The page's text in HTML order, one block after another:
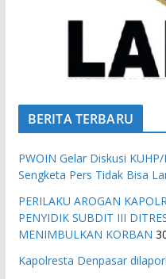
BERITA TERBARU
PWOIN Gelar Diskusi
Sengketa Pers Tidak Bisa
PERILAKU AROGAN
PENYIDIK SUBDIT III
MENIMBULKAN KORBAN
Kapolresta Denpasar